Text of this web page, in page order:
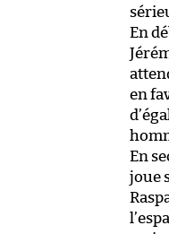
En
en
En
joue